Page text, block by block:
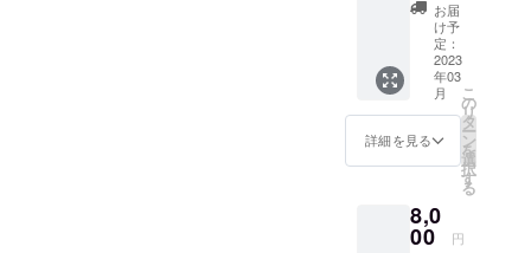
い。
配信チ
ケット
フォー
スター
ト・ク
ライミ
ングT
紙
フィシT
シャツ
＋感謝
のお手
お届
け予
定：
2023
年03
月
詳細を見る
こ
の
リ
タ
ー
ン
を
選
択
す
る
8,0
00 円